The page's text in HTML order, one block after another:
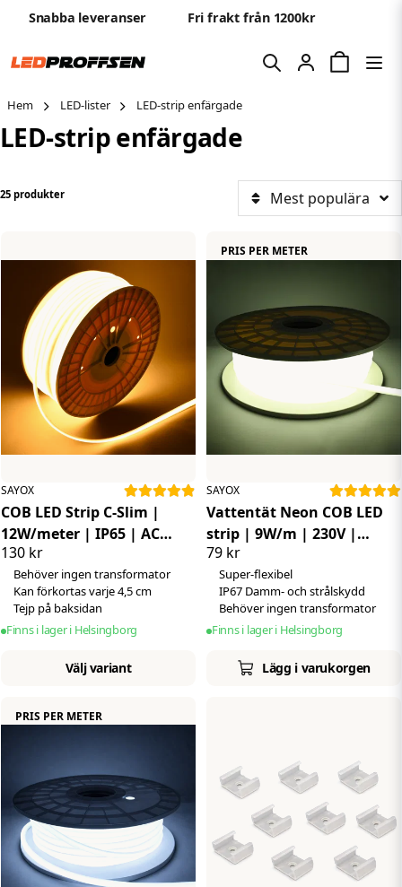
Snabba leveranser Fri frakt från 1200kr
Hem LED-lister LED-strip enfärgade
LED-strip enfärgade
25 produkter Mest populära
SAYOX
COB LED Strip C-Slim |
12W/meter | IP65 | AC
230V | Dimbar
130 kr
Behöver ingen transformator
Kan förkortas varje 4,5 cm
Tejp på baksidan
Finns i lager i Helsingborg
Välj variant
SAYOX
Vattentät Neon COB LED
strip | 9W/m | 230V |
4000K | Dimbar | Super-
flex
79 kr
Super-flexibel
IP67 Damm- och strålskydd
Behöver ingen transformator
Finns i lager i Helsingborg
Lägg i varukorgen
PRIS PER METER
PRIS PER METER